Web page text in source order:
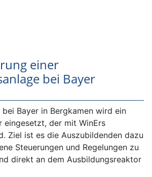
einer
bei Bayer
Bayer in Bergkamen wird ein
eingesetzt, der mit WinErs
Ziel ist es die Auszubildenden dazu
Steuerungen und Regelungen zu
direkt an dem Ausbildungsreaktor